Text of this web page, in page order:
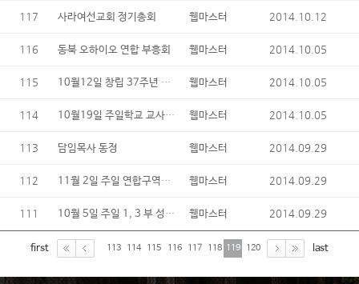
117 사라여선교회 정기총회 웹마스터 2014.10.12
116 동북 오하이오 연합 부흥회 웹마스터 2014.10.05
115 10월12일 창립 37주년 기념주일 웹마스터 2014.10.05
114 10월19일 주일학교 교사를 위한 특별강좌 웹마스터 2014.10.05
113 담임목사 동정 웹마스터 2014.09.29
112 11월 2일 주일 연합구역예배 및 구역별 찬양경연대회 웹마스터 2014.09.29
111 10월 5일 주일 1, 3 부 성찬식 웹마스터 2014.09.29
first 113 114 115 116 117 118 119 120 last